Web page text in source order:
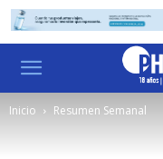
Inicio Resumen Semanal